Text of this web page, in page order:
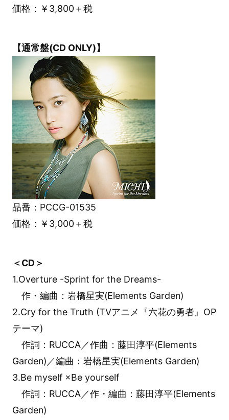
価格：￥3,800＋税
【通常盤(CD ONLY)】
品番：PCCG-01535
価格：￥3,000＋税
＜CD＞
1.Overture -Sprint for the Dreams-
作・編曲：岩橋星実(Elements Garden)
2.Cry for the Truth (TVアニメ『六花の勇者』OP
テーマ)
作詞：RUCCA／作曲：藤田淳平(Elements
Garden)／編曲：岩橋星実(Elements Garden)
3.Be myself ×Be yourself
作詞：RUCCA／作・編曲：藤田淳平(Elements
Garden)